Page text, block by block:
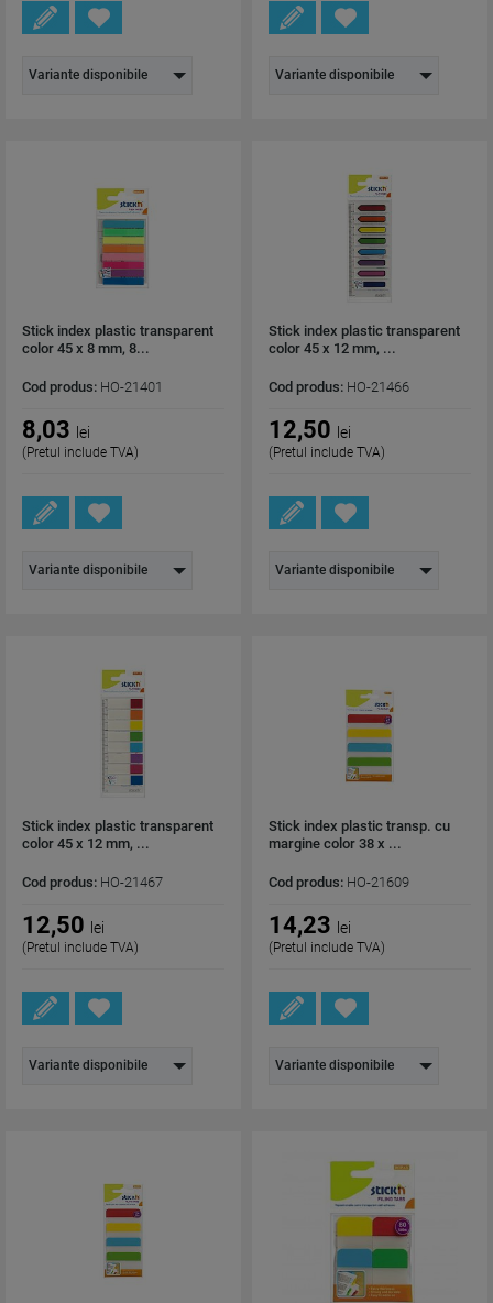
Variante disponibile Variante disponibile
Stick index plastic transparent
color 45 x 8 mm, 8...
Cod produs: HO-21401
8,03 lei
(Pretul include TVA)
Variante disponibile
Stick index plastic transparent
color 45 x 12 mm, ...
Cod produs: HO-21466
12,50 lei
(Pretul include TVA)
Variante disponibile
Stick index plastic transparent
color 45 x 12 mm, ...
Cod produs: HO-21467
12,50 lei
(Pretul include TVA)
Variante disponibile
Stick index plastic transp. cu
margine color 38 x ...
Cod produs: HO-21609
14,23 lei
(Pretul include TVA)
Variante disponibile